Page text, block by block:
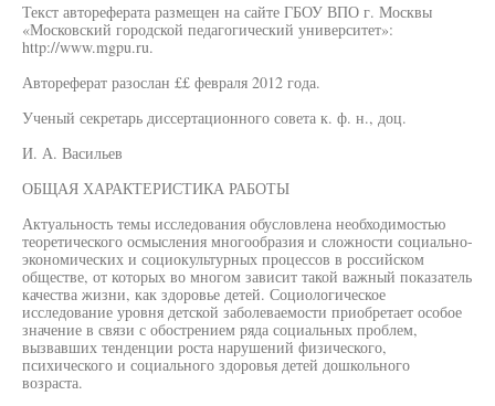
Текст автореферата размещен на сайте ГБОУ ВПО г. Москвы
«Московский городской педагогический университет»:
http://www.mgpu.ru.
Автореферат разослан ££ февраля 2012 года.
Ученый секретарь диссертационного совета к. ф. н., доц.
И. А. Васильев
ОБЩАЯ ХАРАКТЕРИСТИКА РАБОТЫ
Актуальность темы исследования обусловлена необходимостью
теоретического осмысления многообразия и сложности социально-
экономических и социокультурных процессов в российском
обществе, от которых во многом зависит такой важный показатель
качества жизни, как здоровье детей. Социологическое
исследование уровня детской заболеваемости приобретает особое
значение в связи с обострением ряда социальных проблем,
вызвавших тенденции роста нарушений физического,
психического и социального здоровья детей дошкольного
возраста.